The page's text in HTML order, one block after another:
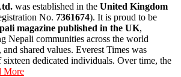
was established in the United Kingdom
No. 7361674). It is proud to be
magazine published in the UK,
Nepali communities across the world
shared values. Everest Times was
dedicated individuals. Over time, the
More